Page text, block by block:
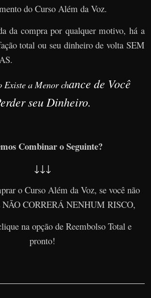
do Curso Além da Voz.
da compra por qualquer motivo, há a
total ou seu dinheiro de volta SEM
Existe a Menor chance de Você
seu Dinheiro.
Combinar o Seguinte?
↓↓↓
o Curso Além da Voz, se você não
NÃO CORRERÁ NENHUM RISCO,
na opção de Reembolso Total e
pronto!